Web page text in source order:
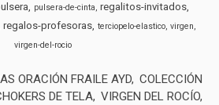
pulsera-de-cinta regalitos-invitados
regalos-profesoras terciopelo-elastico virgen
virgen-del-rocio
ORACIÓN FRAILE AYD COLECCIÓN
DE TELA VIRGEN DEL ROCÍO